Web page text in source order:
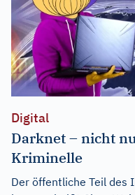
Digital
Darknet – nicht
Kriminelle
Der öffentliche Teil des